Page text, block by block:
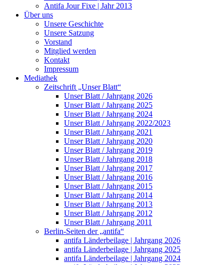
Antifa Jour Fixe | Jahr 2013
Über uns
Unsere Geschichte
Unsere Satzung
Vorstand
Mitglied werden
Kontakt
Impressum
Mediathek
Zeitschrift „Unser Blatt“
Unser Blatt / Jahrgang 2026
Unser Blatt / Jahrgang 2025
Unser Blatt / Jahrgang 2024
Unser Blatt / Jahrgang 2022/2023
Unser Blatt / Jahrgang 2021
Unser Blatt / Jahrgang 2020
Unser Blatt / Jahrgang 2019
Unser Blatt / Jahrgang 2018
Unser Blatt / Jahrgang 2017
Unser Blatt / Jahrgang 2016
Unser Blatt / Jahrgang 2015
Unser Blatt / Jahrgang 2014
Unser Blatt / Jahrgang 2013
Unser Blatt / Jahrgang 2012
Unser Blatt / Jahrgang 2011
Berlin-Seiten der „antifa“
antifa Länderbeilage | Jahrgang 2026
antifa Länderbeilage | Jahrgang 2025
antifa Länderbeilage | Jahrgang 2024